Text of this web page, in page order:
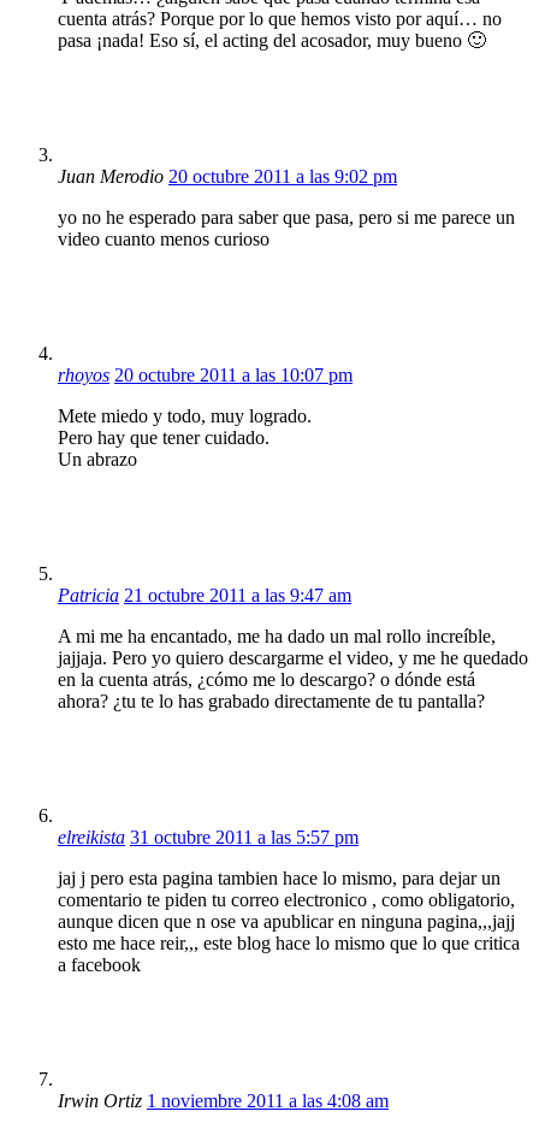
cuenta atrás? Porque por lo que hemos visto por aquí… no
pasa ¡nada! Eso sí, el acting del acosador, muy bueno 🙂
Juan Merodio 20 octubre 2011 a las 9:02 pm
yo no he esperado para saber que pasa, pero si me parece un
video cuanto menos curioso
rhoyos 20 octubre 2011 a las 10:07 pm
Mete miedo y todo, muy logrado.
Pero hay que tener cuidado.
Un abrazo
Patricia 21 octubre 2011 a las 9:47 am
A mi me ha encantado, me ha dado un mal rollo increíble,
jajjaja. Pero yo quiero descargarme el video, y me he quedado
en la cuenta atrás, ¿cómo me lo descargo? o dónde está
ahora? ¿tu te lo has grabado directamente de tu pantalla?
elreikista 31 octubre 2011 a las 5:57 pm
jaj j pero esta pagina tambien hace lo mismo, para dejar un
comentario te piden tu correo electronico , como obligatorio,
aunque dicen que n ose va apublicar en ninguna pagina,,,jajj
esto me hace reir,,, este blog hace lo mismo que lo que critica
a facebook
Irwin Ortiz 1 noviembre 2011 a las 4:08 am